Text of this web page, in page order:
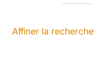
Affiner la recherche